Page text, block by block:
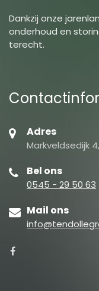
Dankzij onze
onderhoud en
terecht.
Adres
Markveldsedijk
Bel ons
0545 - 29 50 63
Mail ons